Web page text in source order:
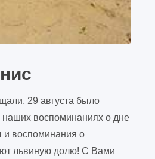
29 августа было
наших воспоминаниях о дне
и воспоминания о
львиную долю! С Вами